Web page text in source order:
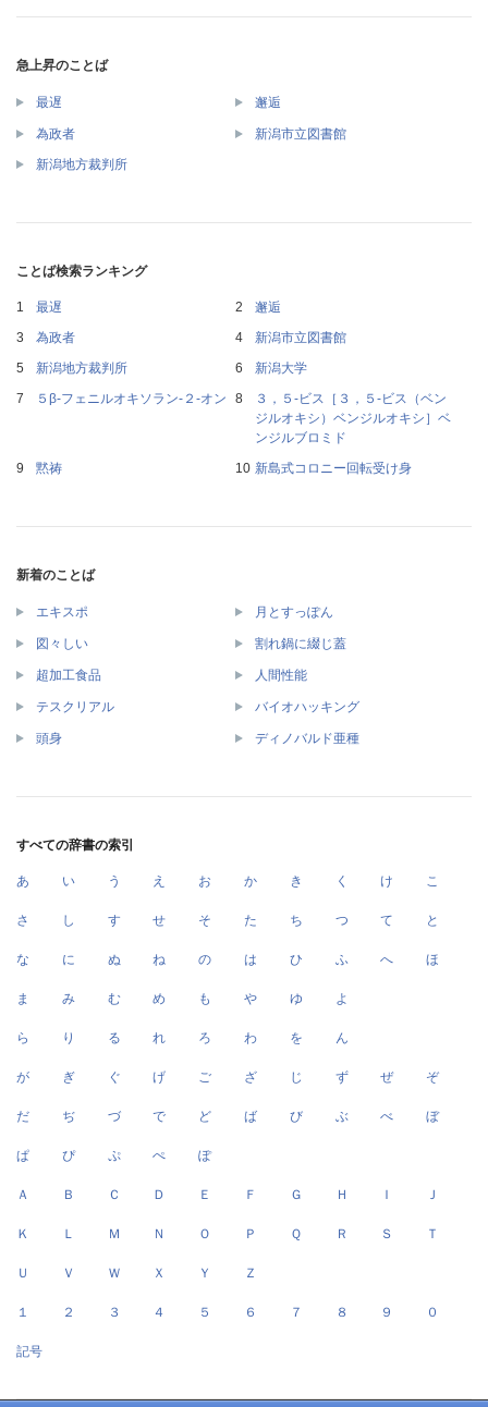
急上昇のことば
最遅 邂逅
為政者 新潟市立図書館
新潟地方裁判所
ことば検索ランキング
最遅
邂逅
為政者
新潟市立図書館
新潟地方裁判所
新潟大学
５β‐フェニルオキソラン‐２‐オン
３，５‐ビス［３，５‐ビス（ベン
ジルオキシ）ベンジルオキシ］ベ
ンジルブロミド
黙祷
新島式コロニー回転受け身
新着のことば
エキスポ 月とすっぽん
図々しい 割れ鍋に綴じ蓋
超加工食品 人間性能
テスクリアル バイオハッキング
頭身 ディノバルド亜種
すべての辞書の索引
あ い う え お か き く け こ
さ し す せ そ た ち つ て と
な に ぬ ね の は ひ ふ へ ほ
ま み む め も や ゆ よ
ら り る れ ろ わ を ん
が ぎ ぐ げ ご ざ じ ず ぜ ぞ
だ ぢ づ で ど ば び ぶ べ ぼ
ぱ ぴ ぷ ぺ ぽ
Ａ Ｂ Ｃ Ｄ Ｅ Ｆ Ｇ Ｈ Ｉ Ｊ
Ｋ Ｌ Ｍ Ｎ Ｏ Ｐ Ｑ Ｒ Ｓ Ｔ
Ｕ Ｖ Ｗ Ｘ Ｙ Ｚ
１ ２ ３ ４ ５ ６ ７ ８ ９ ０
記号